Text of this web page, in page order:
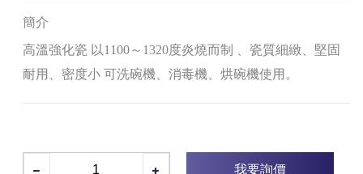
簡介
高溫強化瓷 以1100～1320度炎燒而制 、瓷質細緻、堅固
耐用、密度小 可洗碗機、消毒機、烘碗機使用。
我要詢價